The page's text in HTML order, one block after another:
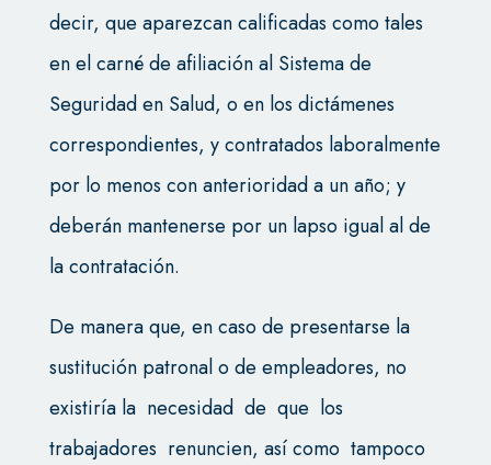
decir, que aparezcan calificadas como tales
en el carné de afiliación al Sistema de
Seguridad en Salud, o en los dictámenes
correspondientes, y contratados laboralmente
por lo menos con anterioridad a un año; y
deberán mantenerse por un lapso igual al de
la contratación.
De manera que, en caso de presentarse la
sustitución patronal o de empleadores, no
existiría la necesidad de que los
trabajadores renuncien, así como tampoco